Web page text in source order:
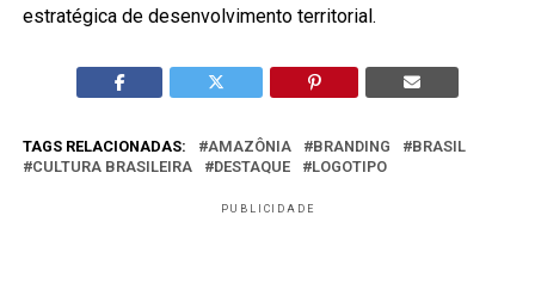
estratégica de desenvolvimento territorial.
TAGS RELACIONADAS: AMAZÔNIA BRANDING
BRASIL
CULTURA BRASILEIRA
DESTAQUE LOGOTIPO
PUBLICIDADE